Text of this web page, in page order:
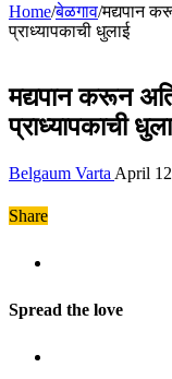
Home/बेळगाव/मद्यपान
प्राध्यापकाची धुलाई
मद्यपान करून
प्राध्यापकाची
Belgaum Varta April
Share
Spread the love